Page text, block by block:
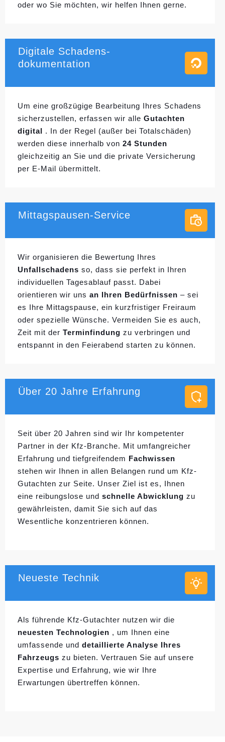
oder wo Sie möchten, wir helfen Ihnen gerne.
Digitale Schadens-
dokumentation
Um eine großzügige Bearbeitung Ihres Schadens
sicherzustellen, erfassen wir alle Gutachten
digital . In der Regel (außer bei Totalschäden)
werden diese innerhalb von 24 Stunden
gleichzeitig an Sie und die private Versicherung
per E-Mail übermittelt.
Mittagspausen-Service
Wir organisieren die Bewertung Ihres
Unfallschadens so, dass sie perfekt in Ihren
individuellen Tagesablauf passt. Dabei
orientieren wir uns an Ihren Bedürfnissen – sei
es Ihre Mittagspause, ein kurzfristiger Freiraum
oder spezielle Wünsche. Vermeiden Sie es auch,
Zeit mit der Terminfindung zu verbringen und
entspannt in den Feierabend starten zu können.
Über 20 Jahre Erfahrung
Seit über 20 Jahren sind wir Ihr kompetenter
Partner in der Kfz-Branche. Mit umfangreicher
Erfahrung und tiefgreifendem Fachwissen
stehen wir Ihnen in allen Belangen rund um Kfz-
Gutachten zur Seite. Unser Ziel ist es, Ihnen
eine reibungslose und schnelle Abwicklung zu
gewährleisten, damit Sie sich auf das
Wesentliche konzentrieren können.
Neueste Technik
Als führende Kfz-Gutachter nutzen wir die
neuesten Technologien , um Ihnen eine
umfassende und detaillierte Analyse Ihres
Fahrzeugs zu bieten. Vertrauen Sie auf unsere
Expertise und Erfahrung, wie wir Ihre
Erwartungen übertreffen können.